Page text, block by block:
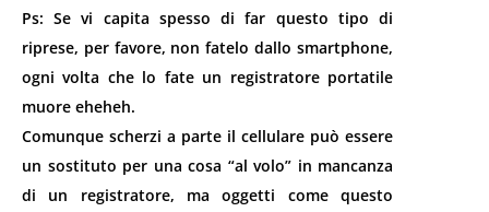
Ps: Se vi capita spesso di far questo tipo di
riprese, per favore, non fatelo dallo smartphone,
ogni volta che lo fate un registratore portatile
muore eheheh.
Comunque scherzi a parte il cellulare può essere
un sostituto per una cosa “al volo” in mancanza
di un registratore, ma oggetti come questo